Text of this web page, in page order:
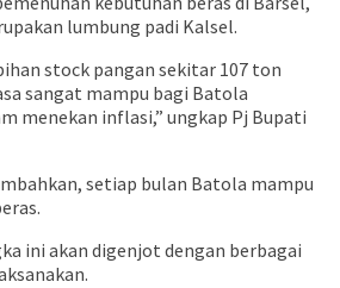
lumbung padi Kalsel.
stock pangan sekitar 107 ton
sangat mampu bagi Batola
menekan inflasi,” ungkap Pj Bupati
setiap bulan Batola mampu
ini akan digenjot dengan berbagai